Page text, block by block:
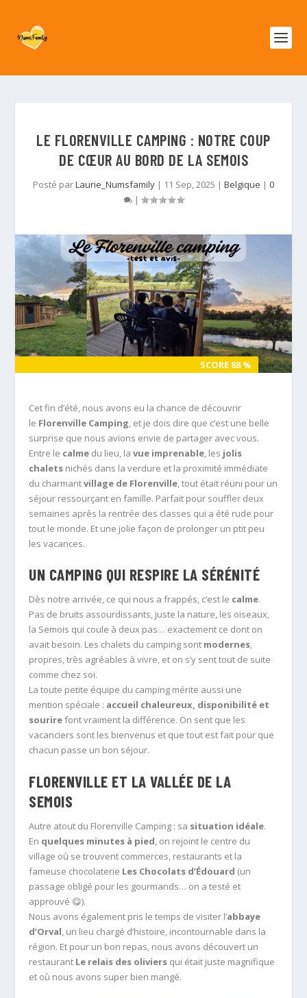
LE FLORENVILLE CAMPING : NOTRE COUP
DE CŒUR AU BORD DE LA SEMOIS
Posté parLaurie_Numsfamily | 11 Sep, 2025 | Belgique | 0
|
SCORE 88 %
SCORE 88 %
Cet fin d’été, nous avons eu la chance de découvrir
le Florenville Camping , et je dois dire que c’est une belle
surprise que nous avions envie de partager avec vous.
Entre le calme du lieu, la vue imprenable , les jolis
chalets nichés dans la verdure et la proximité immédiate
du charmantvillage de Florenville , tout était réuni pour un
séjour ressourçant en famille. Parfait pour souffler deux
semaines après la rentrée des classes qui a été rude pour
tout le monde. Et une jolie façon de prolonger un ptit peu
les vacances.
UN CAMPING QUI RESPIRE LA SÉRÉNITÉ
Dès notre arrivée, ce qui nous a frappés, c’est le calme.
Pas de bruits assourdissants, juste la nature, les oiseaux,
la Semois qui coule à deux pas… exactement ce dont on
avait besoin. Les chalets du camping sont modernes,
propres, très agréables à vivre, et on s’y sent tout de suite
comme chez soi.
La toute petite équipe du camping mérite aussi une
mention spéciale : accueil chaleureux, disponibilité et
sourirefont vraiment la différence. On sent que les
vacanciers sont les bienvenus et que tout est fait pour que
chacun passe un bon séjour.
FLORENVILLE ET LA VALLÉE DE LA
SEMOIS
Autre atout du Florenville Camping : sa situation idéale.
En quelques minutes à pied, on rejoint le centre du
village où se trouvent commerces, restaurants et la
fameuse chocolaterie Les Chocolats d’Édouard (un
passage obligé pour les gourmands… on a testé et
approuvé 😋).
Nous avons également pris le temps de visiter l’abbaye
d’Orval, un lieu chargé d’histoire, incontournable dans la
région. Et pour un bon repas, nous avons découvert un
restaurant Le relais des oliviers qui était juste magnifique
et où nous avons super bien mangé.